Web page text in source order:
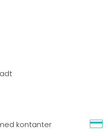
kontanter